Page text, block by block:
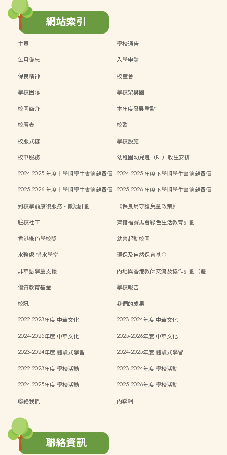
網站索引
主頁
學校通告
每月備忘
入學申請
保良精神
校董會
學校團隊
學校架構圖
校園簡介
本年度發展重點
校曆表
校歌
校服式樣
學校設施
校車服務
幼稚園幼兒班（K1）收生安排
2024-2025 年度上學期學生書簿雜費價 2024-2025 年度下學期學生書簿雜費價
2025-2026 年度上學期學生書簿雜費價 2025-2026 年度下學期學生書簿雜費價
到校學前康復服務 - 傲翔計劃
《保良局守護兒童政策》
駐校社工
齊惜福賽馬會綠色生活教育計劃
香港綠色學校獎
幼營起動校園
水務處 惜水學堂
環保及自然保育基金
非華語學童支援
內地與香港教師交流及協作計劃（體
優質教育基金
學校報告
校訊
我們的成果
2022-2023年度 中華文化
2023-2024年度 中華文化
2024-2025年度 中華文化
2025-2026年度 中華文化
2023-2024年度 體驗式學習
2024-2025年度 體驗式學習
2022-2023年度 學校活動
2023-2024年度 學校活動
2024-2025年度 學校活動
2025-2026年度 學校活動
聯絡我們
內聯網
聯絡資訊